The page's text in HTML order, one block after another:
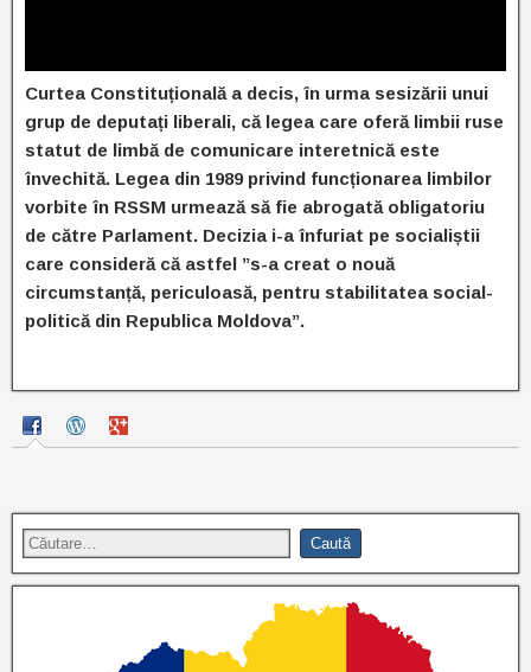
Curtea Constituțională a decis, în urma sesizării unui
grup de deputați liberali, că legea care oferă limbii ruse
statut de limbă de comunicare interetnică este
învechită. Legea din 1989 privind funcționarea limbilor
vorbite în RSSM urmează să fie abrogată obligatoriu
de către Parlament. Decizia i-a înfuriat pe socialiștii
care consideră că astfel ”s-a creat o nouă
circumstanță, periculoasă, pentru stabilitatea social-
politică din Republica Moldova”.